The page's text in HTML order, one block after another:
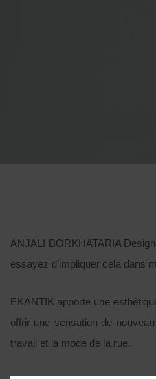
ANJALI BORKHATARIA
essayez d’impliquer cela dans
EKANTIK apporte une
offrir une sensation de
travail et la mode de la rue.